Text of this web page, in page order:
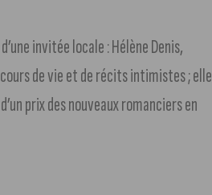
invitée locale : Hélène Denis,
de vie et de récits intimistes ; elle
prix des nouveaux romanciers en